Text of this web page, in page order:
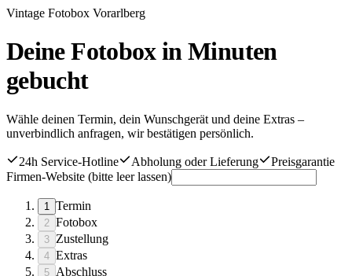
Vintage Fotobox Vorarlberg
Deine Fotobox in Minuten
gebucht
Wähle deinen Termin, dein Wunschgerät und deine Extras –
unverbindlich anfragen, wir bestätigen persönlich.
24h Service-Hotline Abholung oder Lieferung
Preisgarantie
Firmen-Website (bitte leer lassen)
1 Termin
2 Fotobox
3 Zustellung
4 Extras
5 Abschluss